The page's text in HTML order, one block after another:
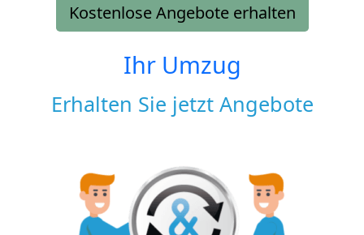
Kostenlose Angebote erhalten
Ihr Umzug
Erhalten Sie jetzt Angebote